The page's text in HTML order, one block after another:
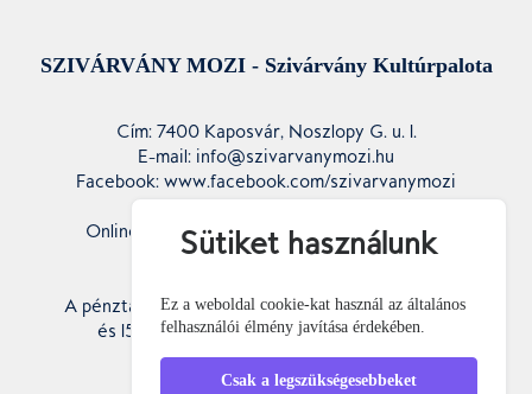
SZIVÁRVÁNY MOZI - Szivárvány Kultúrpalota
Cím: 7400 Kaposvár, Noszlopy G. u. 1.
E-mail: info@szivarvanymozi.hu
Facebook: www.facebook.com/szivarvanymozi
Telefon: +36-20-316-4841
Online jegyvásárlás: www.szivarvanymozi.hu
A pénztár fél órával az előadás kezdete előtt nyit,
és 15 perccel az előadás kezdete után zár.
Sütiket használunk
Ez a weboldal cookie-kat használ az általános
felhasználói élmény javítása érdekében.
Csak a legszükségesebbeket